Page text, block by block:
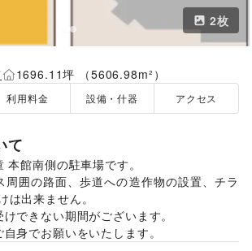
2枚
1696.11坪 （5606.98m²）
利用料金 設備・什器 アクセス
て
館南側の駐車場です。
周囲の路面、歩道への造作物の設置、チラ
は出来ません。
できない期間がございます。
身でお願いをいたします。